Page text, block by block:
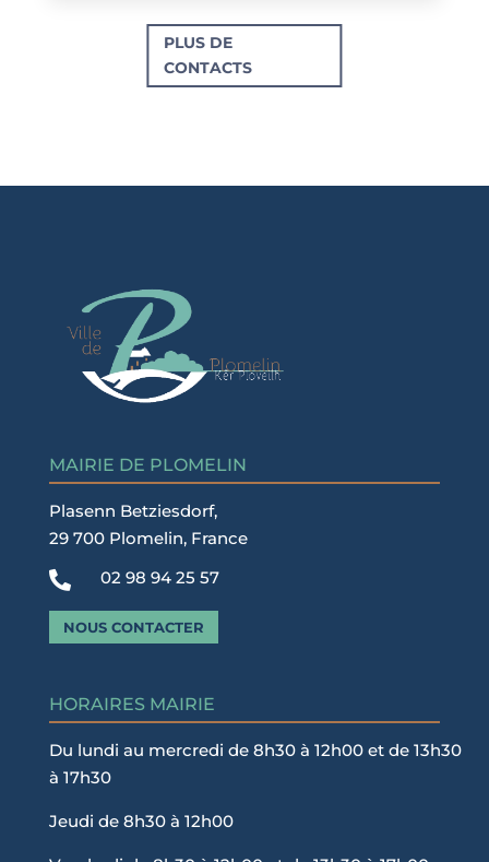
PLUS DE
CONTACTS
MAIRIE DE PLOMELIN
Plasenn Betziesdorf,
29 700 Plomelin, France
 02 98 94 25 57
NOUS CONTACTER
HORAIRES MAIRIE
Du lundi au mercredi de 8h30 à 12h00 et de 13h30
à 17h30
Jeudi de 8h30 à 12h00